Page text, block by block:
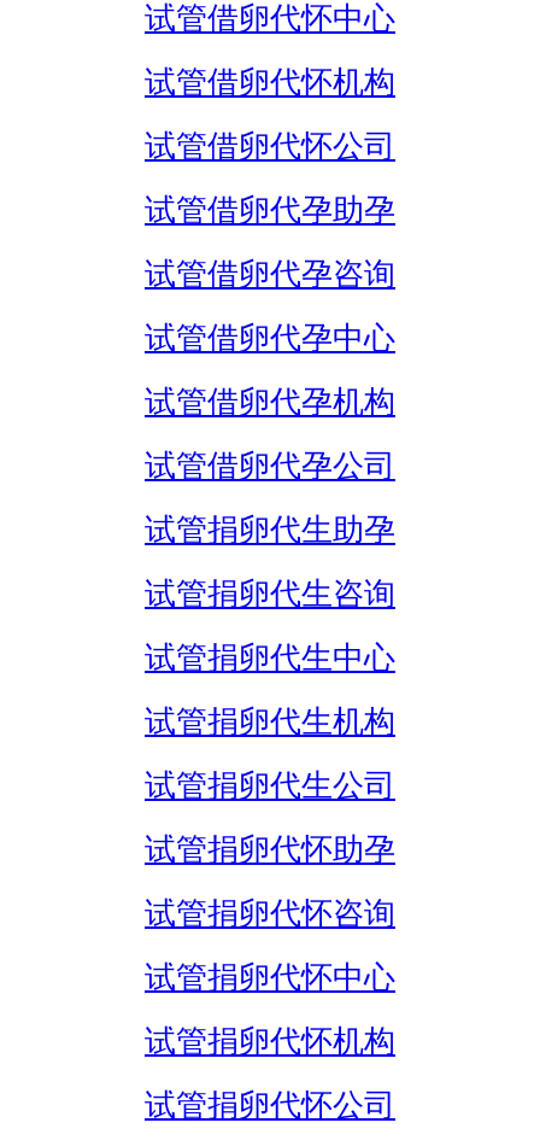
试管借卵代怀中心
试管借卵代怀机构
试管借卵代怀公司
试管借卵代孕助孕
试管借卵代孕咨询
试管借卵代孕中心
试管借卵代孕机构
试管借卵代孕公司
试管捐卵代生助孕
试管捐卵代生咨询
试管捐卵代生中心
试管捐卵代生机构
试管捐卵代生公司
试管捐卵代怀助孕
试管捐卵代怀咨询
试管捐卵代怀中心
试管捐卵代怀机构
试管捐卵代怀公司